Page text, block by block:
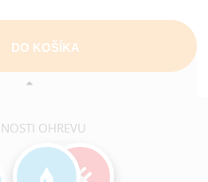
DO KOŠÍKA
OHREVU